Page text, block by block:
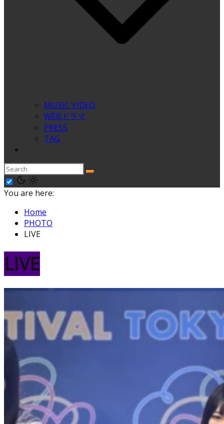
MUSIC VIDEO
WEBドラマ
PRESS
TAG
You are here:
Home
PHOTO
LIVE
LIVE